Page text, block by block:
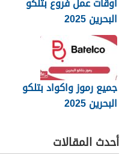
البحرين 2025
جميع رموز واكواد بتلكو
البحرين 2025
أحدث المقالات